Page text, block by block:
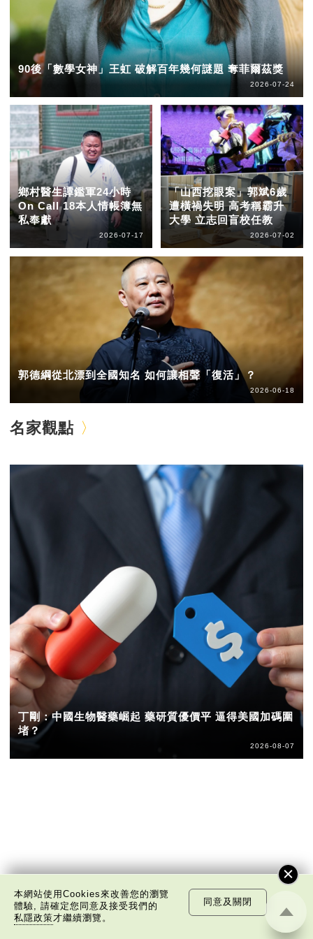
90後「數學女神」王虹 破解百年幾何謎題 奪菲爾茲獎
2026-07-24
鄉村醫生譚鑑軍24小時
On Call 18本人情帳簿無
私奉獻
2026-07-17
「山西挖眼案」郭斌6歲
遭橫禍失明 高考稱霸升
大學 立志回盲校任教
2026-07-02
郭德綱從北漂到全國知名 如何讓相聲「復活」？
2026-06-18
名家觀點
丁剛：中國生物醫藥崛起 藥研質優價平 逼得美國加碼圍
堵？
2026-08-07
本網站使用Cookies來改善您的瀏覽
體驗, 請確定您同意及接受我們的
私隱政策才繼續瀏覽。
同意及關閉